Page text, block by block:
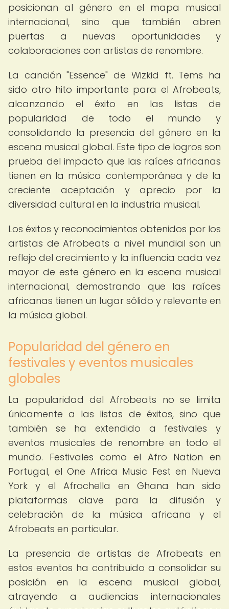
posicionan al género en el mapa musical
internacional, sino que también abren
puertas a nuevas oportunidades y
colaboraciones con artistas de renombre.
La canción "Essence" de Wizkid ft. Tems ha
sido otro hito importante para el Afrobeats,
alcanzando el éxito en las listas de
popularidad de todo el mundo y
consolidando la presencia del género en la
escena musical global. Este tipo de logros son
prueba del impacto que las raíces africanas
tienen en la música contemporánea y de la
creciente aceptación y aprecio por la
diversidad cultural en la industria musical.
Los éxitos y reconocimientos obtenidos por los
artistas de Afrobeats a nivel mundial son un
reflejo del crecimiento y la influencia cada vez
mayor de este género en la escena musical
internacional, demostrando que las raíces
africanas tienen un lugar sólido y relevante en
la música global.
Popularidad del género en
festivales y eventos musicales
globales
La popularidad del Afrobeats no se limita
únicamente a las listas de éxitos, sino que
también se ha extendido a festivales y
eventos musicales de renombre en todo el
mundo. Festivales como el Afro Nation en
Portugal, el One Africa Music Fest en Nueva
York y el Afrochella en Ghana han sido
plataformas clave para la difusión y
celebración de la música africana y el
Afrobeats en particular.
La presencia de artistas de Afrobeats en
estos eventos ha contribuido a consolidar su
posición en la escena musical global,
atrayendo a audiencias internacionales